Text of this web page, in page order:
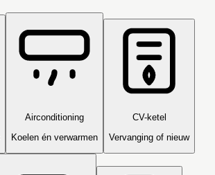
Airconditioning
Koelen én verwarmen
CV-ketel
Vervanging of nieuw